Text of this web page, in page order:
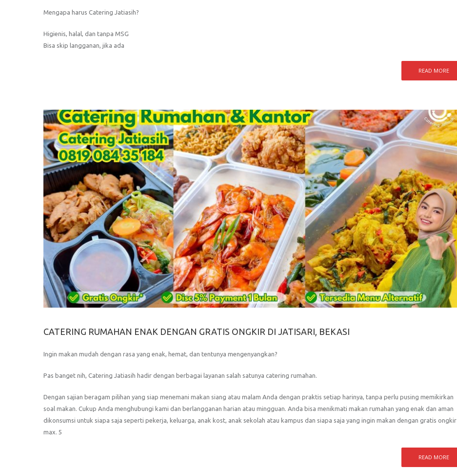
Mengapa harus Catering Jatiasih?
Higienis, halal, dan tanpa MSG
Bisa skip langganan, jika ada
READ MORE
CATERING RUMAHAN ENAK DENGAN GRATIS ONGKIR DI JATISARI, BEKASI
Ingin makan mudah dengan rasa yang enak, hemat, dan tentunya mengenyangkan?
Pas banget nih, Catering Jatiasih hadir dengan berbagai layanan salah satunya catering rumahan.
Dengan sajian beragam pilihan yang siap menemani makan siang atau malam Anda dengan praktis setiap harinya, tanpa perlu pusing memikirkan
soal makan. Cukup Anda menghubungi kami dan berlangganan harian atau mingguan. Anda bisa menikmati makan rumahan yang enak dan aman
dikonsumsi untuk siapa saja seperti pekerja, keluarga, anak kost, anak sekolah atau kampus dan siapa saja yang ingin makan dengan gratis ongkir
max. 5
READ MORE